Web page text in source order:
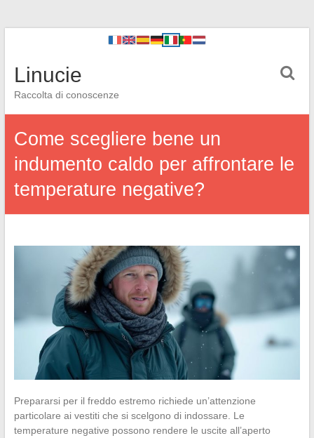
Linucie
Raccolta di conoscenze
Come scegliere bene un
indumento caldo per affrontare le
temperature negative?
Prepararsi per il freddo estremo richiede un’attenzione
particolare ai vestiti che si scelgono di indossare. Le
temperature negative possono rendere le uscite all’aperto